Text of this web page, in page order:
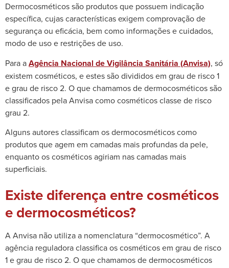
Dermocosméticos são produtos que possuem indicação
específica, cujas características exigem comprovação de
segurança ou eficácia, bem como informações e cuidados,
modo de uso e restrições de uso.
Para aAgência Nacional de Vigilância Sanitária (Anvisa), só
existem cosméticos, e estes são divididos em grau de risco 1
e grau de risco 2. O que chamamos de dermocosméticos são
classificados pela Anvisa como cosméticos classe de risco
grau 2.
Algunsautoresclassificam os dermocosméticos como
produtos que agem em camadas mais profundas da pele,
enquanto os cosméticos agiriam nas camadas mais
superficiais.
Existe diferença entre cosméticos
e dermocosméticos?
A Anvisa não utiliza a nomenclatura “dermocosmético”. A
agência reguladora classifica os cosméticos em grau de risco
1 e grau de risco 2. O que chamamos de dermocosméticos